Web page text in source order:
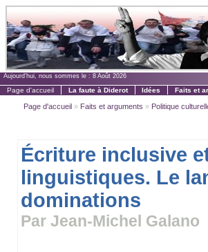
Aujourd'hui, nous sommes le : 8 Août 2026
Page d'accueil La faute à Diderot Idées Faits et
Page d'accueil » Faits et arguments » Politique
Écriture inclusive
linguistiques. Le
dominations
Par Jean-Michel Galano